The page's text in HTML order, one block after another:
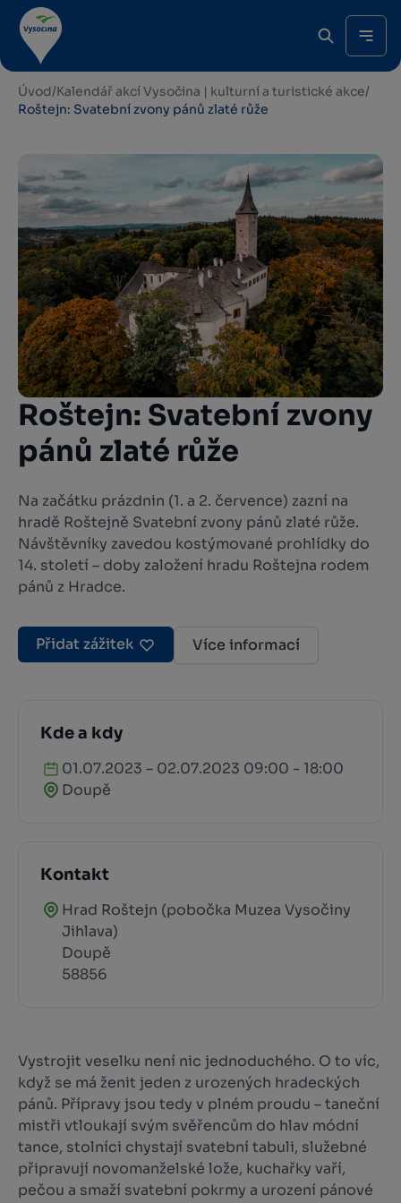
Úvod/Kalendář akcí Vysočina | kulturní a turistické akce/
Roštejn: Svatební zvony pánů zlaté růže
Roštejn: Svatební zvony
pánů zlaté růže
Na začátku prázdnin (1. a 2. července) zazní na
hradě Roštejně Svatební zvony pánů zlaté růže.
Návštěvníky zavedou kostýmované prohlídky do
14. století – doby založení hradu Roštejna rodem
pánů z Hradce.
Přidat zážitek Více informací
Kde a kdy
01.07.2023 – 02.07.2023 09:00 - 18:00
Doupě
Kontakt
Hrad Roštejn (pobočka Muzea Vysočiny
Jihlava)
Doupě
58856
Vystrojit veselku není nic jednoduchého. O to víc,
když se má ženit jeden z urozených hradeckých
pánů. Přípravy jsou tedy v plném proudu – taneční
mistři vtloukají svým svěřencům do hlav módní
tance, stolníci chystají svatební tabuli, služebné
připravují novomanželské lože, kuchařky vaří,
pečou a smaží svatební pokrmy a urození pánové